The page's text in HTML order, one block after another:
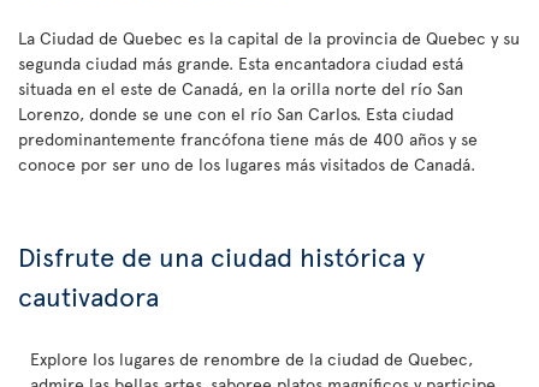
La Ciudad de Quebec es la capital de la provincia de Quebec y su
segunda ciudad más grande. Esta encantadora ciudad está
situada en el este de Canadá, en la orilla norte del río San
Lorenzo, donde se une con el río San Carlos. Esta ciudad
predominantemente francófona tiene más de 400 años y se
conoce por ser uno de los lugares más visitados de Canadá.
Disfrute de una ciudad histórica y
cautivadora
Explore los lugares de renombre de la ciudad de Quebec,